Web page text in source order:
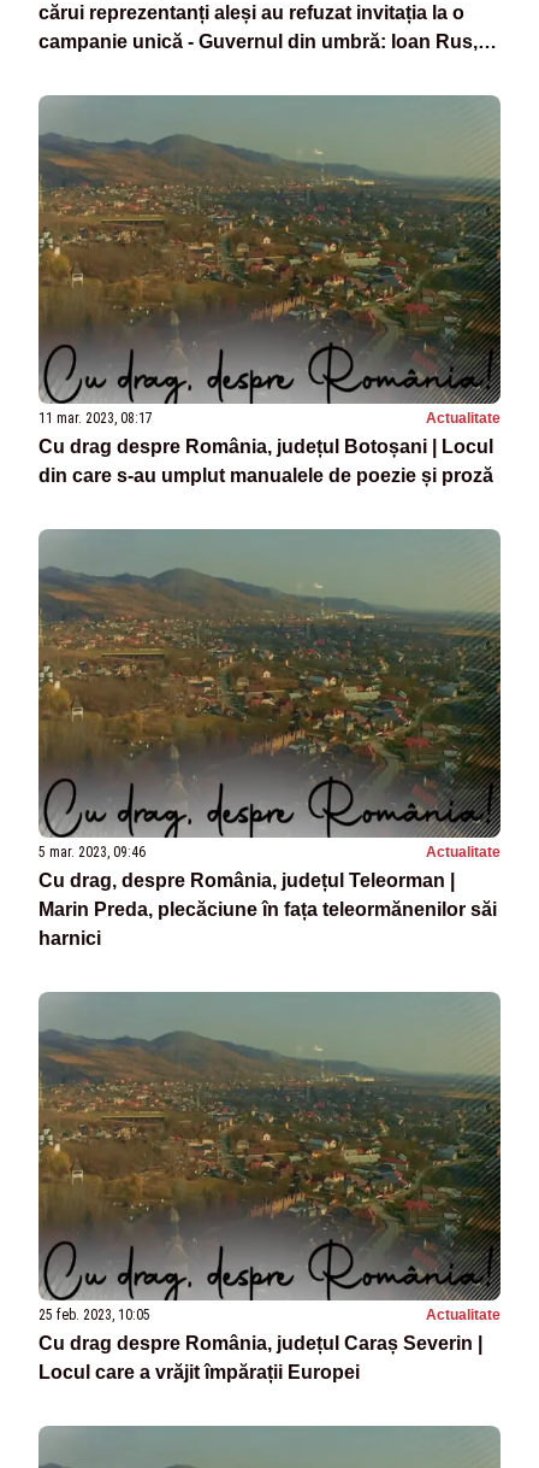
cărui reprezentanți aleși au refuzat invitația la o
campanie unică - Guvernul din umbră: Ioan Rus,
11 mar. 2023, 08:17 Actualitate
Cu drag despre România, județul Botoșani | Locul
din care s-au umplut manualele de poezie și proză
5 mar. 2023, 09:46 Actualitate
Cu drag, despre România, județul Teleorman |
Marin Preda, plecăciune în fața teleormănenilor săi
harnici
25 feb. 2023, 10:05 Actualitate
Cu drag despre România, județul Caraș Severin |
Locul care a vrăjit împărații Europei